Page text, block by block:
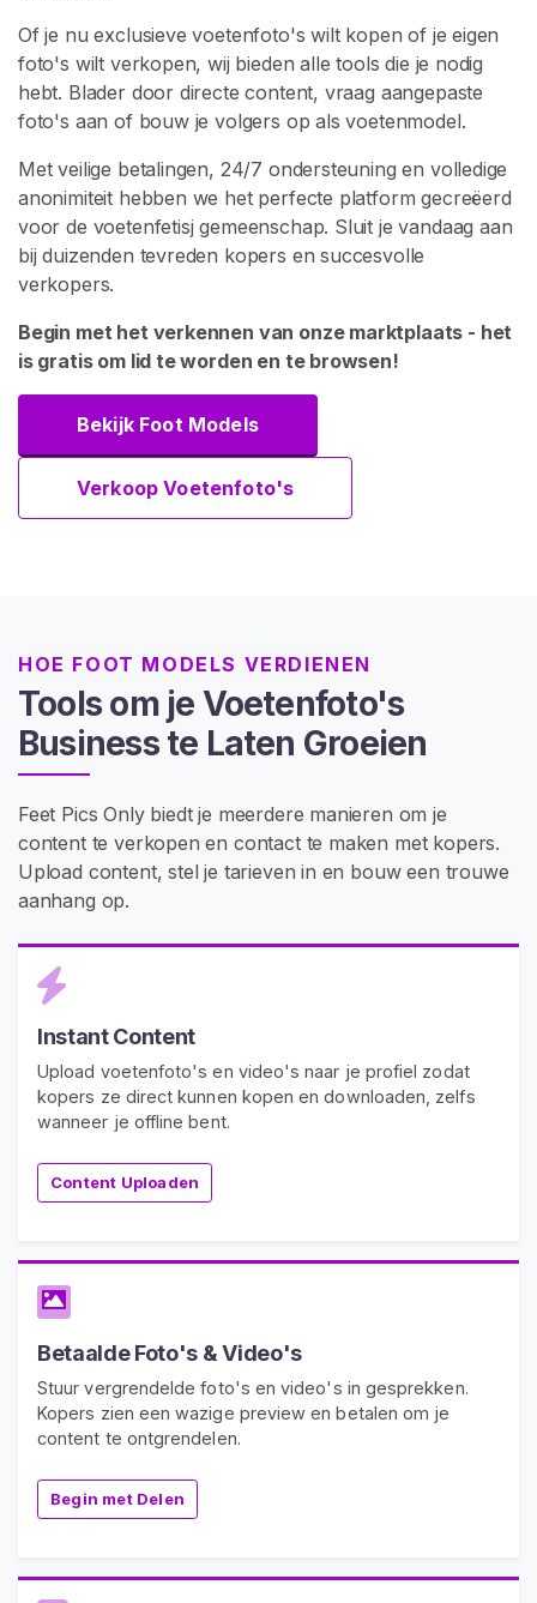
Of je nu exclusieve voetenfoto's wilt kopen of je eigen
foto's wilt verkopen, wij bieden alle tools die je nodig
hebt. Blader door directe content, vraag aangepaste
foto's aan of bouw je volgers op als voetenmodel.
Met veilige betalingen, 24/7 ondersteuning en volledige
anonimiteit hebben we het perfecte platform gecreëerd
voor de voetenfetisj gemeenschap. Sluit je vandaag aan
bij duizenden tevreden kopers en succesvolle
verkopers.
Begin met het verkennen van onze marktplaats - het
is gratis om lid te worden en te browsen!
Bekijk Foot Models
Verkoop Voetenfoto's
HOE FOOT MODELS VERDIENEN
Tools om je Voetenfoto's
Business te Laten Groeien
Feet Pics Only biedt je meerdere manieren om je
content te verkopen en contact te maken met kopers.
Upload content, stel je tarieven in en bouw een trouwe
aanhang op.
Instant Content
Upload voetenfoto's en video's naar je profiel zodat
kopers ze direct kunnen kopen en downloaden, zelfs
wanneer je offline bent.
Content Uploaden
Betaalde Foto's & Video's
Stuur vergrendelde foto's en video's in gesprekken.
Kopers zien een wazige preview en betalen om je
content te ontgrendelen.
Begin met Delen
p
e
r
s
l
a
d
e
r
e
n
d
K
o
p
V
o
e
i
s
V
e
p
V
e
t
e
n